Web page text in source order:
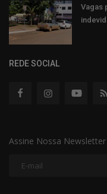
Vagas
REDE SOCIAL
Assine Nossa Newsletter